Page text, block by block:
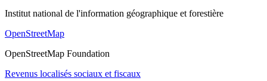
Institut national de l'information géographique et forestière
OpenStreetMap
OpenStreetMap Foundation
Revenus localisés sociaux et fiscaux